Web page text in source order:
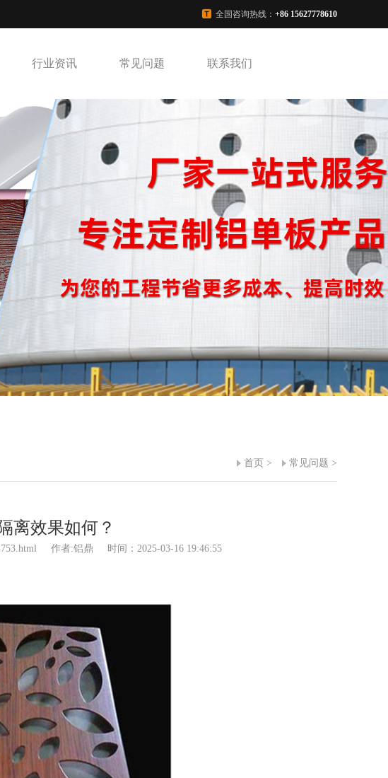
全国咨询热线： +86 15627778610
行业资讯 常见问题 联系我们
首页 > 常见问题 >
离效果如何？
作者:铝鼎 时间：2025-03-16 19:46:55